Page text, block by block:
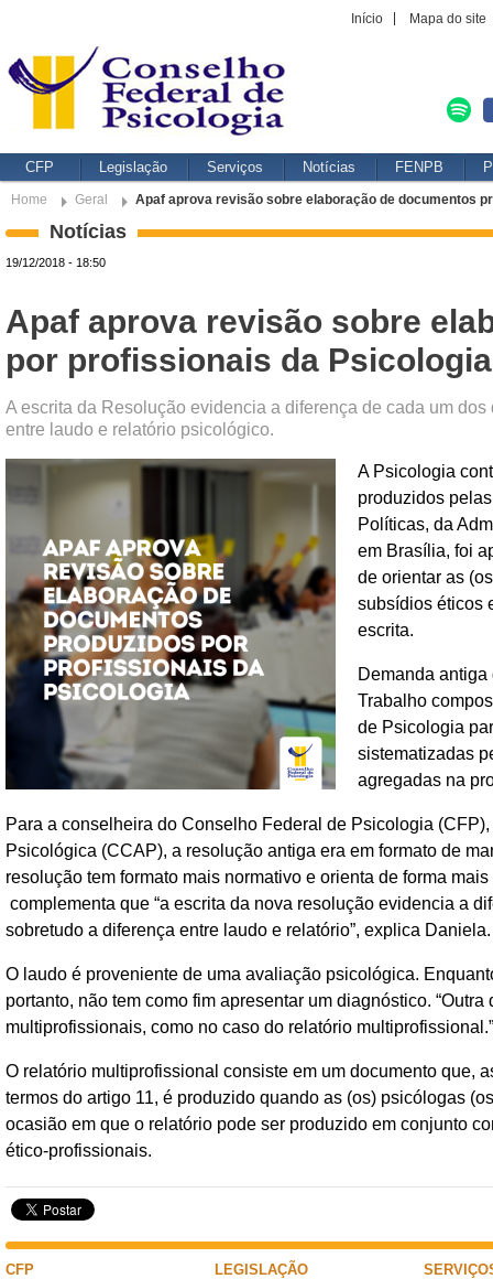
Início Mapa do site
CFP Legislação Serviços Notícias FENPB
Home Geral Apaf aprova revisão sobre elaboração de documentos
Notícias
19/12/2018 - 18:50
Apaf aprova revisão sobre
por profissionais da Psicologia
A escrita da Resolução evidencia a diferença de cada um
entre laudo e relatório psicológico.
A Psicologia
produzidos
Políticas, da
em Brasília, foi
de orientar as
subsídios éticos
escrita.
Demanda
Trabalho
de Psicologia
sistematizadas
agregadas na
Para a conselheira do Conselho Federal de Psicologia
Psicológica (CCAP), a resolução antiga era em formato de
resolução tem formato mais normativo e orienta de forma
complementa que “a escrita da nova resolução evidencia a
sobretudo a diferença entre laudo e relatório”, explica Daniela.
O laudo é proveniente de uma avaliação psicológica.
portanto, não tem como fim apresentar um diagnóstico.
multiprofissionais, como no caso do relatório
O relatório multiprofissional consiste em um documento que,
termos do artigo 11, é produzido quando as (os) psicólogas
ocasião em que o relatório pode ser produzido em conjunto
ético-profissionais.
CFP LEGISLAÇÃO